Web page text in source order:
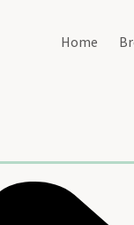
Home